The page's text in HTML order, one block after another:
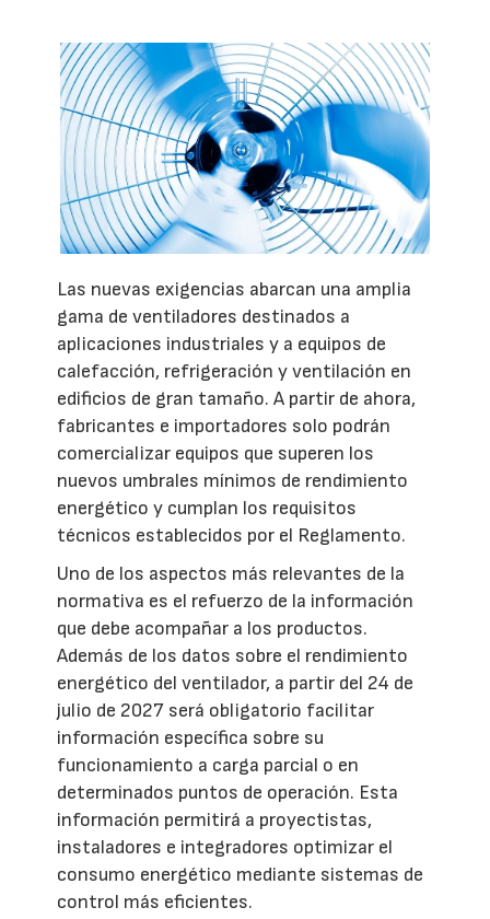
Las nuevas exigencias abarcan una amplia
gama de ventiladores destinados a
aplicaciones industriales y a equipos de
calefacción, refrigeración y ventilación en
edificios de gran tamaño. A partir de ahora,
fabricantes e importadores solo podrán
comercializar equipos que superen los
nuevos umbrales mínimos de rendimiento
energético y cumplan los requisitos
técnicos establecidos por el Reglamento.
Uno de los aspectos más relevantes de la
normativa es el refuerzo de la información
que debe acompañar a los productos.
Además de los datos sobre el rendimiento
energético del ventilador, a partir del 24 de
julio de 2027 será obligatorio facilitar
información específica sobre su
funcionamiento a carga parcial o en
determinados puntos de operación. Esta
información permitirá a proyectistas,
instaladores e integradores optimizar el
consumo energético mediante sistemas de
control más eficientes.